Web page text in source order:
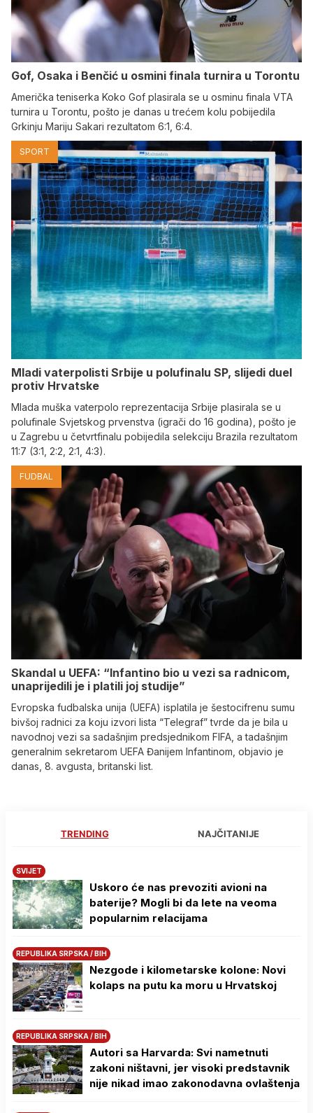
Gof, Osaka i Benčić u osmini finala turnira u Torontu
Američka teniserka Koko Gof plasirala se u osminu finala VTA
turnira u Torontu, pošto je danas u trećem kolu pobijedila
Grkinju Mariju Sakari rezultatom 6:1, 6:4.
SPORT
Mladi vaterpolisti Srbije u polufinalu SP, slijedi duel
protiv Hrvatske
Mlada muška vaterpolo reprezentacija Srbije plasirala se u
polufinale Svjetskog prvenstva (igrači do 16 godina), pošto je
u Zagrebu u četvrtfinalu pobijedila selekciju Brazila rezultatom
11:7 (3:1, 2:2, 2:1, 4:3).
FUDBAL
Skandal u UEFA: “Infantino bio u vezi sa radnicom,
unaprijedili je i platili joj studije”
Evropska fudbalska unija (UEFA) isplatila je šestocifrenu sumu
bivšoj radnici za koju izvori lista “Telegraf” tvrde da je bila u
navodnoj vezi sa sadašnjim predsjednikom FIFA, a tadašnjim
generalnim sekretarom UEFA Đanijem Infantinom, objavio je
danas, 8. avgusta, britanski list.
TRENDING NAJČITANIJE
SVIJET
Uskoro će nas prevoziti avioni na
baterije? Mogli bi da lete na veoma
popularnim relacijama
REPUBLIKA SRPSKA / BIH
Nezgode i kilometarske kolone: Novi
kolaps na putu ka moru u Hrvatskoj
REPUBLIKA SRPSKA / BIH
Autori sa Harvarda: Svi nametnuti
zakoni ništavni, jer visoki predstavnik
nije nikad imao zakonodavna ovlaštenja